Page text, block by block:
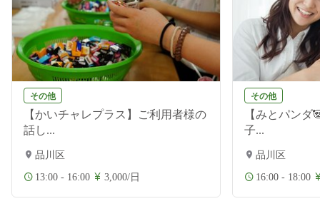
その他
【かいチャレプラス】ご利用者様の
話し...
品川区
13:00 - 16:00 3,000/日
その他
【みとパン
子...
品川区
16:00 - 18:00